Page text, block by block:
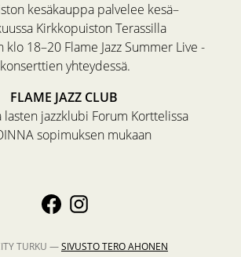
kesäkauppa palvelee kesä–
Kirkkopuiston Terassilla
klo 18–20 Flame Jazz Summer Live -
konserttien yhteydessä.
FLAME JAZZ CLUB
jazzklubi Forum Korttelissa
sopimuksen mukaan
TURKU —SIVUSTOTERO AHONEN